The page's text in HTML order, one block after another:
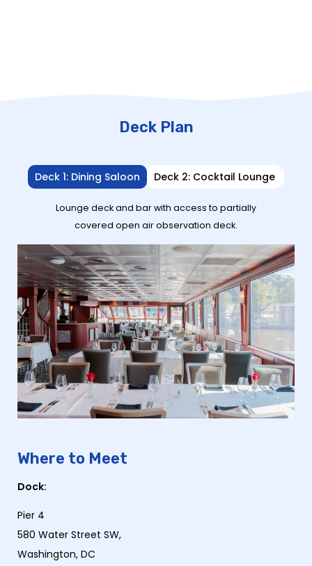
Deck Plan
Deck 1: Dining Saloon Deck 2: Cocktail Lounge
Lounge deck and bar with access to partially
covered open air observation deck.
Where to Meet
Dock:
Pier 4
580 Water Street SW,
Washington, DC